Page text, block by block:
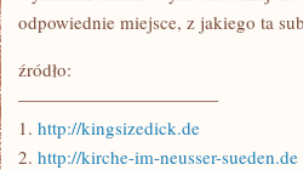
odpowiednie miejsce, z jakiego ta
źródło:
———————————
1. http://kingsizedick.de
2. http://kirche-im-neusser-sueden.de